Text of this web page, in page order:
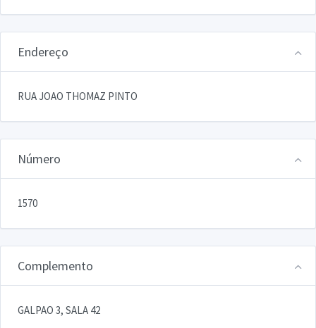
Endereço
RUA JOAO THOMAZ PINTO
Número
1570
Complemento
GALPAO 3, SALA 42